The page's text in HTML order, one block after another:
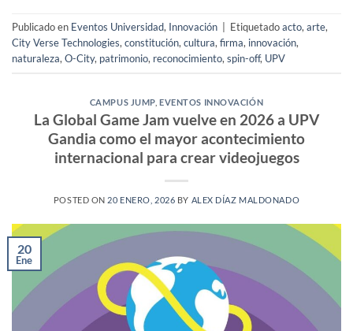
Publicado en Eventos Universidad, Innovación Etiquetadoacto, arte,
City Verse Technologies, constitución, cultura, firma, innovación,
naturaleza, O-City, patrimonio, reconocimiento, spin-off, UPV
CAMPUS JUMP,EVENTOS INNOVACIÓN
La Global Game Jam vuelve en 2026 a UPV
Gandia como el mayor acontecimiento
internacional para crear videojuegos
POSTED ON 20 ENERO, 2026 BY ALEX DÍAZ MALDONADO
20
Ene